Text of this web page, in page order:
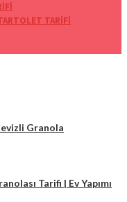
TARİFİ
Granola
Tarifi | Ev Yapımı